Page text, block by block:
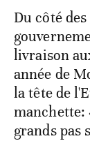
Du côté
livraison
année de
la tête de
manchette:
grands pas